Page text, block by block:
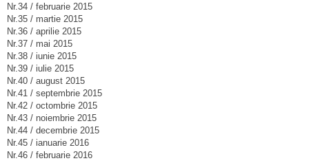
Nr.34 / februarie 2015
Nr.35 / martie 2015
Nr.36 / aprilie 2015
Nr.37 / mai 2015
Nr.38 / iunie 2015
Nr.39 / iulie 2015
Nr.40 / august 2015
Nr.41 / septembrie 2015
Nr.42 / octombrie 2015
Nr.43 / noiembrie 2015
Nr.44 / decembrie 2015
Nr.45 / ianuarie 2016
Nr.46 / februarie 2016